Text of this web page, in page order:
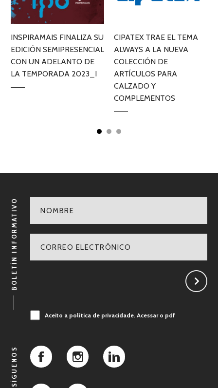
INSPIRAMAIS FINALIZA SU
EDICIÓN SEMIPRESENCIAL
CON UN ADELANTO DE
LA TEMPORADA 2023_I
CIPATEX TRAE EL TEMA
ALWAYS A LA NUEVA
COLECCIÓN DE
ARTÍCULOS PARA
CALZADO Y
COMPLEMENTOS
BOLETÍN INFORMATIVO
Aceito a política de privacidade.Acessar o pdf
SÍGUENOS